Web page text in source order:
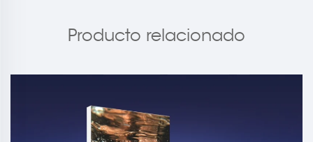
Producto relacionado